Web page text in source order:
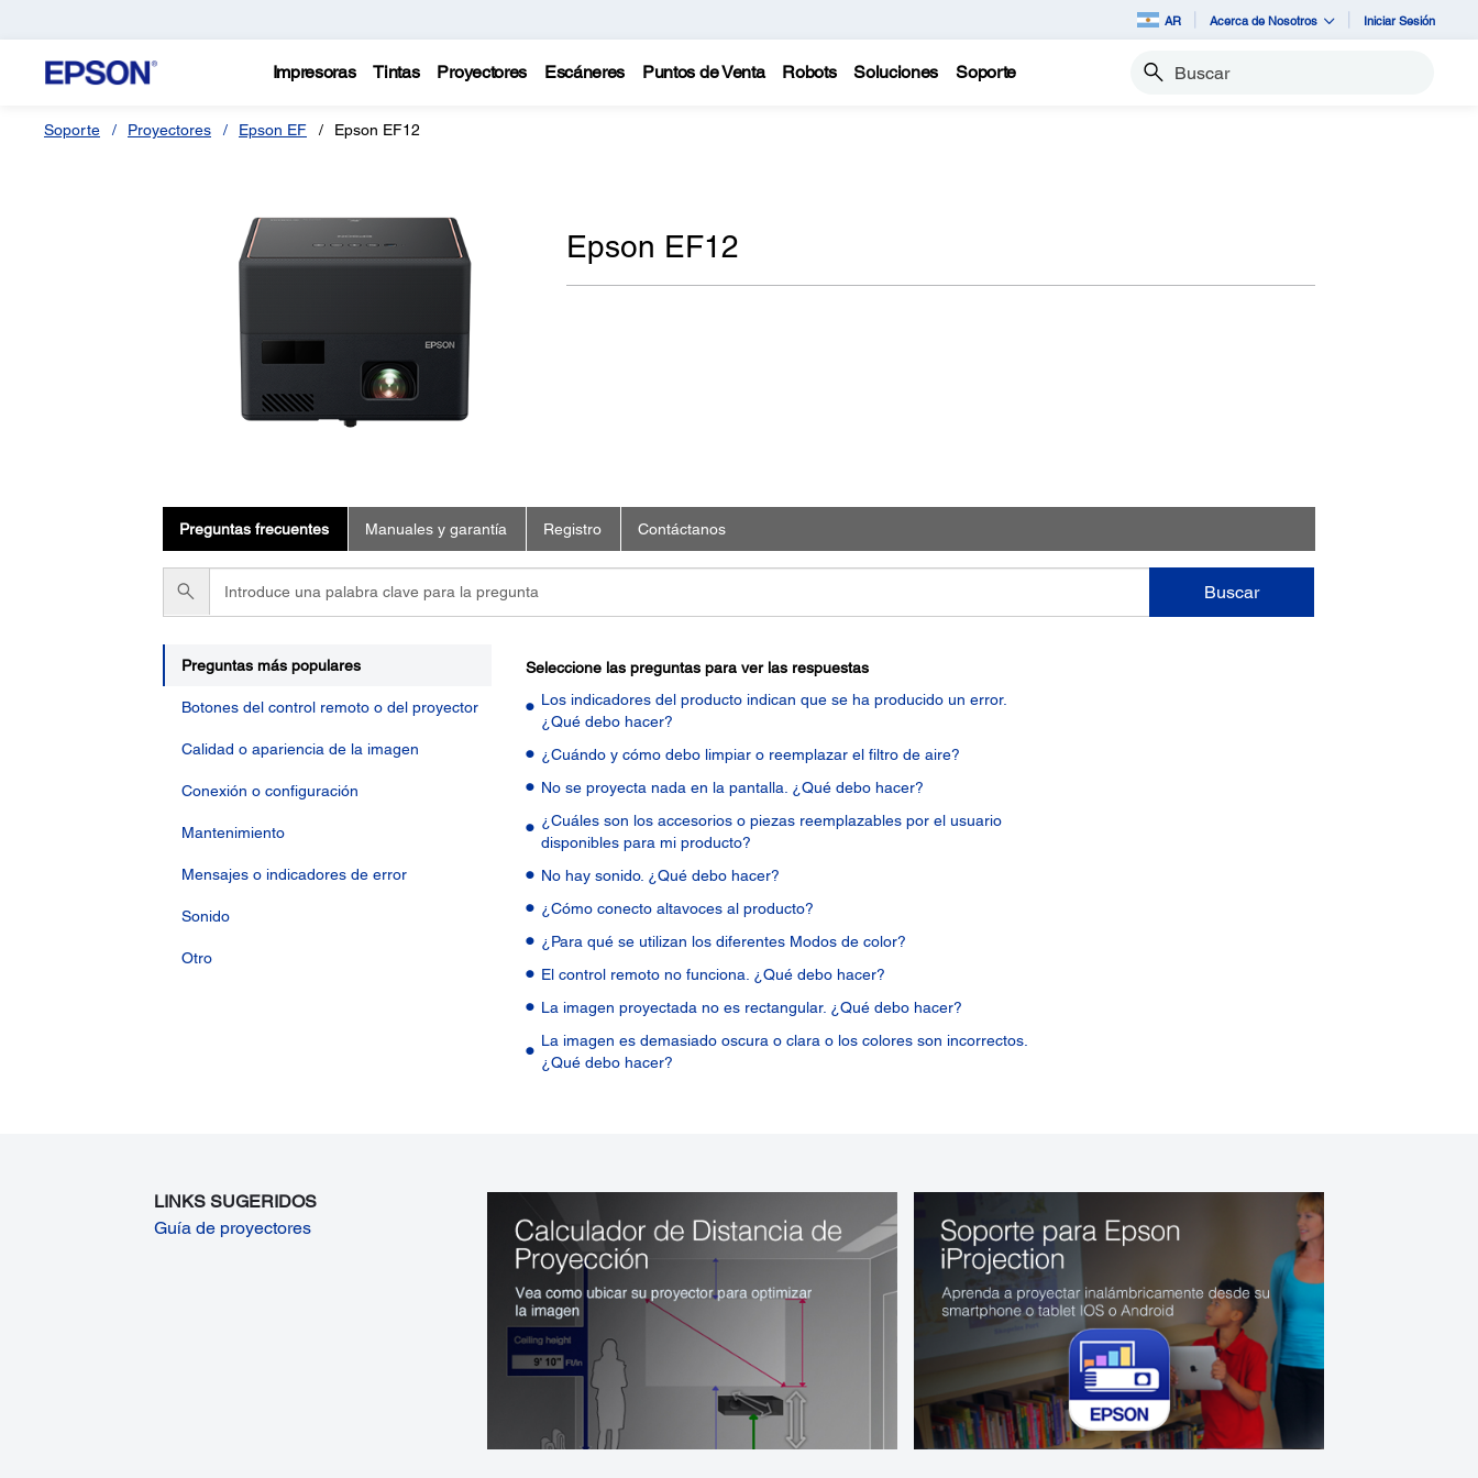
AR Acerca de Nosotros Iniciar Sesión
Impresoras Tintas Proyectores Escáneres Puntos de Venta Robots Soluciones Soporte Buscar
Soporte Proyectores Epson EF Epson EF12
Epson EF12
Preguntas frecuentes Manuales y garantía Registro Contáctanos
una
palabra
clave
para
la
pregunta
Buscar
Preguntas más populares
Botones del control remoto o del proyector
Calidad o apariencia de la imagen
Conexión o configuración
Mantenimiento
Mensajes o indicadores de error
Sonido
Otro
Seleccione las preguntas para ver las respuestas
Los indicadores del producto indican que se ha producido un error.
¿Qué debo hacer?
¿Cuándo y cómo debo limpiar o reemplazar el filtro de aire?
No se proyecta nada en la pantalla. ¿Qué debo hacer?
¿Cuáles son los accesorios o piezas reemplazables por el usuario
disponibles para mi producto?
No hay sonido. ¿Qué debo hacer?
¿Cómo conecto altavoces al producto?
¿Para qué se utilizan los diferentes Modos de color?
El control remoto no funciona. ¿Qué debo hacer?
La imagen proyectada no es rectangular. ¿Qué debo hacer?
La imagen es demasiado oscura o clara o los colores son incorrectos.
¿Qué debo hacer?
LINKS SUGERIDOS
Guía de proyectores